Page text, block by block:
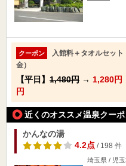
クーポン
入館料＋タオルセッ
金）
【平日】 1,480円 → 1,280円
円
近くのオススメ温泉クー
かんなの湯
4.2点/ 198 件
埼玉県 / 児